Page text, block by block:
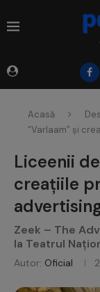
Acasă
“Varlaam” și
Liceenii
creațiile
Zeek – The
la Teatrul
Autor: Oficial